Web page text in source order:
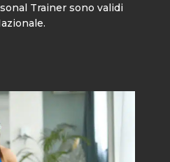
Trainer sono validi